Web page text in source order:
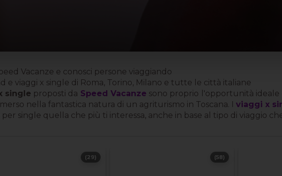
Vacanze e conosci persone viaggiando
e viaggi x single di Roma, Torino, Milano e tutte le città italiane
single proposti da Speed Vacanze sono proprio l'opportunità ideale
nella fantastica natura di un agriturismo in Toscana. I viaggi x
single quella che più ti interessa, anche in base al tipo di viaggio
(29) (58)